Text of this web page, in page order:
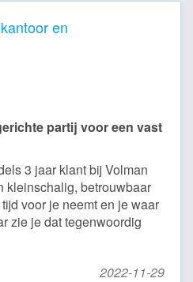
en
partij voor een vast
3 jaar klant bij Volman
kleinschalig, betrouwbaar
voor je neemt en je waar
zie je dat tegenwoordig
2022-11-29